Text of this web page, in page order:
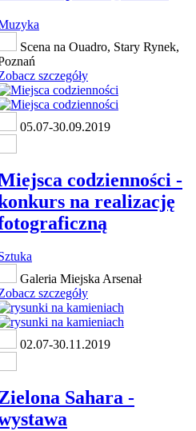
Scena na Ouadro, Stary Rynek,
szczegóły
05.07-30.09.2019
codzienności -
na realizację
Galeria Miejska Arsenał
szczegóły
02.07-30.11.2019
Sahara -